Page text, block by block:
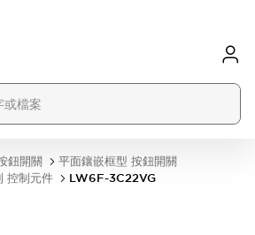
鈕開關
平面鑲嵌框型 按鈕開關
控制元件
LW6F-3C22VG